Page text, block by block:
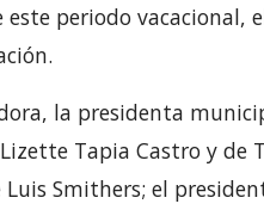
periodo vacacional,
la presidenta
Tapia Castro y de
Smithers; el